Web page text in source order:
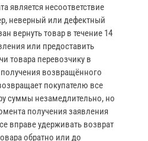
является несоответствие
неверный или дефектный
вернуть товар в течение 14
или предоставить
товара перевозчику в
возвращённого
покупателю все
суммы незамедлительно, но
получения заявления
вправе удерживать возврат
обратно или до